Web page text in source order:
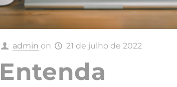
admin on 21 de julho de 2022
Entenda